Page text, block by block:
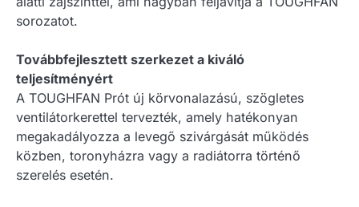
sorozatot.
Továbbfejlesztett szerkezet a kiváló
teljesítményért
A TOUGHFAN Prót új körvonalazású, szögletes
ventilátorkerettel tervezték, amely hatékonyan
megakadályozza a levegő szivárgását működés
közben, toronyházra vagy a radiátorra történő
szerelés esetén.